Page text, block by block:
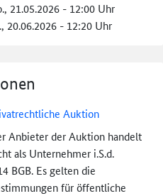
21.05.2026 - 12:00 Uhr
20.06.2026 - 12:20 Uhr
Auktion
Anbieter der Auktion handelt
als Unternehmer i.S.d.
BGB. Es gelten die
für öffentliche